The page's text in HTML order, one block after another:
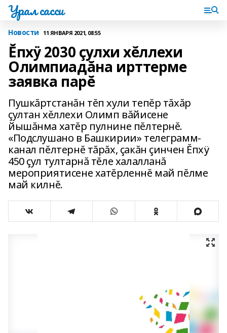
Урал сасси
Новости 11 ЯНВАРЯ 2021, 08:55
Ĕпхÿ 2030 çулхи хĕллехи
Олимпиадăна ирттерме
заявка парĕ
Пушкăртстанăн тĕп хули тепĕр тăхăр
çултан хĕллехи Олимп вăйисене
йышăнма хатĕр пулнине пĕлтернĕ.
«Подслушано в Башкирии» телеграмм-
канал пĕлтернĕ тăрăх, çакăн çинчен Ĕпхÿ
450 çул тултарнă тĕле халалланă
мероприятисене хатĕрленнĕ май пĕлме
май килнĕ.